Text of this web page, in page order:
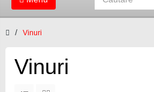
Vinuri
Vinuri